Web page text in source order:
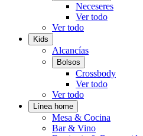
Neceseres
Ver todo
Ver todo
Kids
Alcancías
Bolsos
Crossbody
Ver todo
Ver todo
Línea home
Mesa & Cocina
Bar & Vino